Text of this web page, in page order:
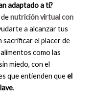
adaptado a ti?
nutrición virtual con
a alcanzar tus
sacrificar el placer de
como las
miedo, con el
que entienden queel
.